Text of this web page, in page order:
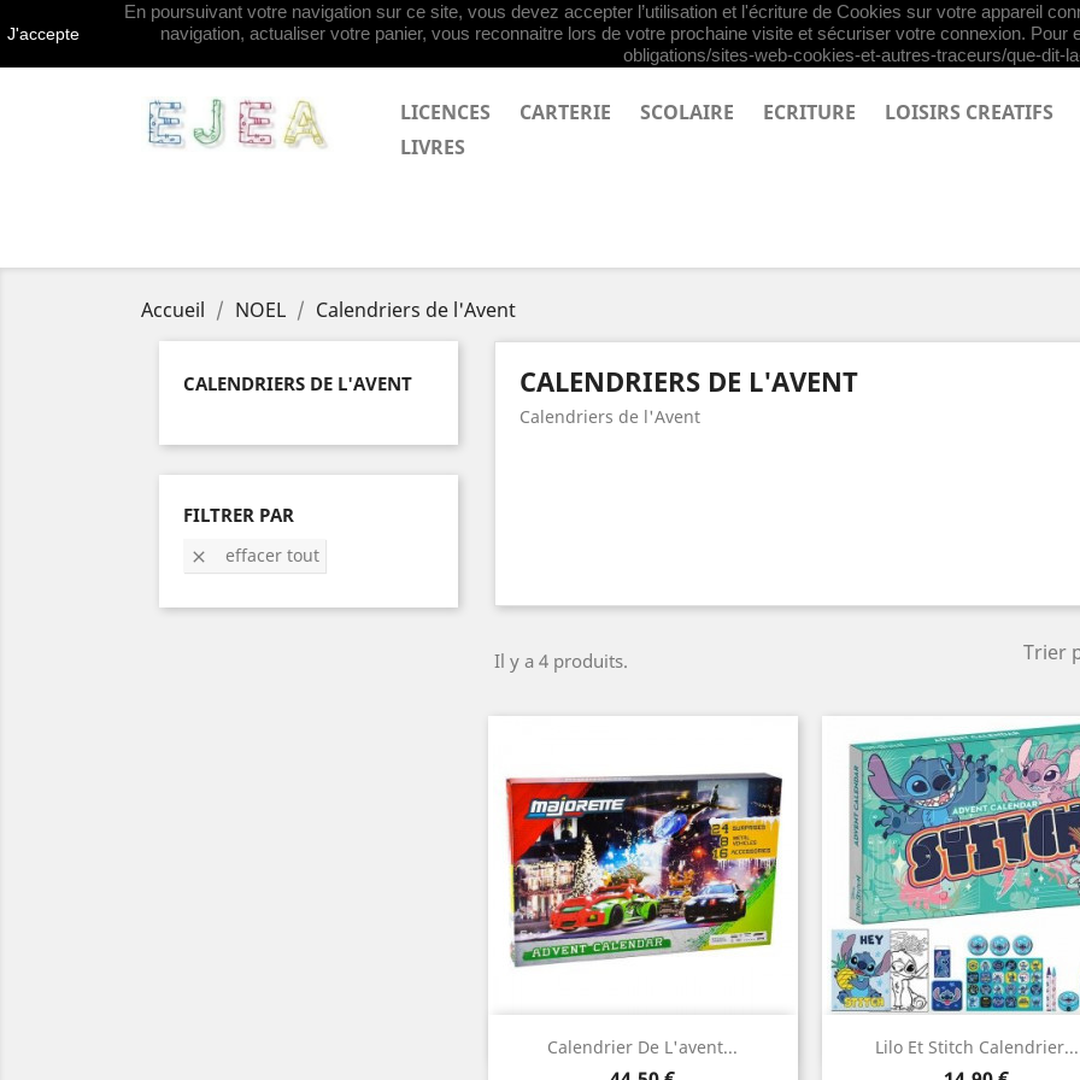
Contactez-nous
LICENCES CARTERIE SCOLAIRE ECRITURE LOISIRS CREATIFS
LIVRES
Accueil NOEL Calendriers de l'Avent
CALENDRIERS DE L'AVENT
FILTRER PAR
 effacer tout
CALENDRIERS DE L'AVENT
Calendriers de l'Avent
Il y a 4 produits.
Trier
Calendrier De L'avent...
Aperçu rapide Lilo Et Stitch Calendrier...
 Aperçu rapide
J'accepte
En poursuivant votre navigation sur ce site, vous devez accepter l’utilisation et l'écriture de Cookies sur votre appareil
navigation, actualiser votre panier, vous reconnaitre lors de votre prochaine visite et sécuriser votre connexion.
obligations/sites-web-cookies-et-autres-traceurs/que-dit-